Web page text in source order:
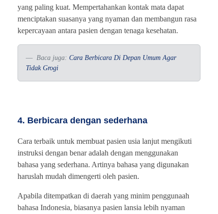
yang paling kuat. Mempertahankan kontak mata dapat
menciptakan suasanya yang nyaman dan membangun rasa
kepercayaan antara pasien dengan tenaga kesehatan.
Baca juga: Cara Berbicara Di Depan Umum Agar
Tidak Grogi
4. Berbicara dengan sederhana
Cara terbaik untuk membuat pasien usia lanjut mengikuti
instruksi dengan benar adalah dengan menggunakan
bahasa yang sederhana. Artinya bahasa yang digunakan
haruslah mudah dimengerti oleh pasien.
Apabila ditempatkan di daerah yang minim penggunaah
bahasa Indonesia, biasanya pasien lansia lebih nyaman